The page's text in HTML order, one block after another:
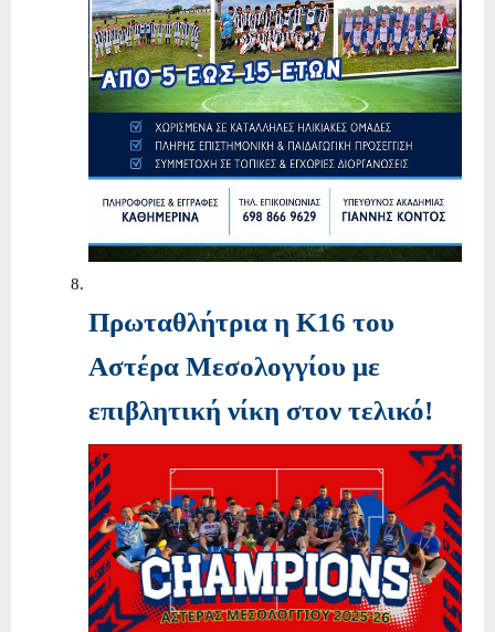
Πρωταθλήτρια η Κ16 του
Αστέρα Μεσολογγίου με
επιβλητική νίκη στον τελικό!